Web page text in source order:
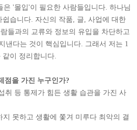
은 '몰입'이 필요한 사람들입니다. 하나님
습니다. 자신의 작품, 글, 사업에 대한
들과의 교류와 정보의 유입을 차단하고
낸다는 것이 핵심입니다. 그래서 저는 1
이 정리합니다.
점을 가진 누구인가?
등 통제가 힘든 생활 습관을 가진 사
하고 생활에 쫓겨 미루다 최악의 결